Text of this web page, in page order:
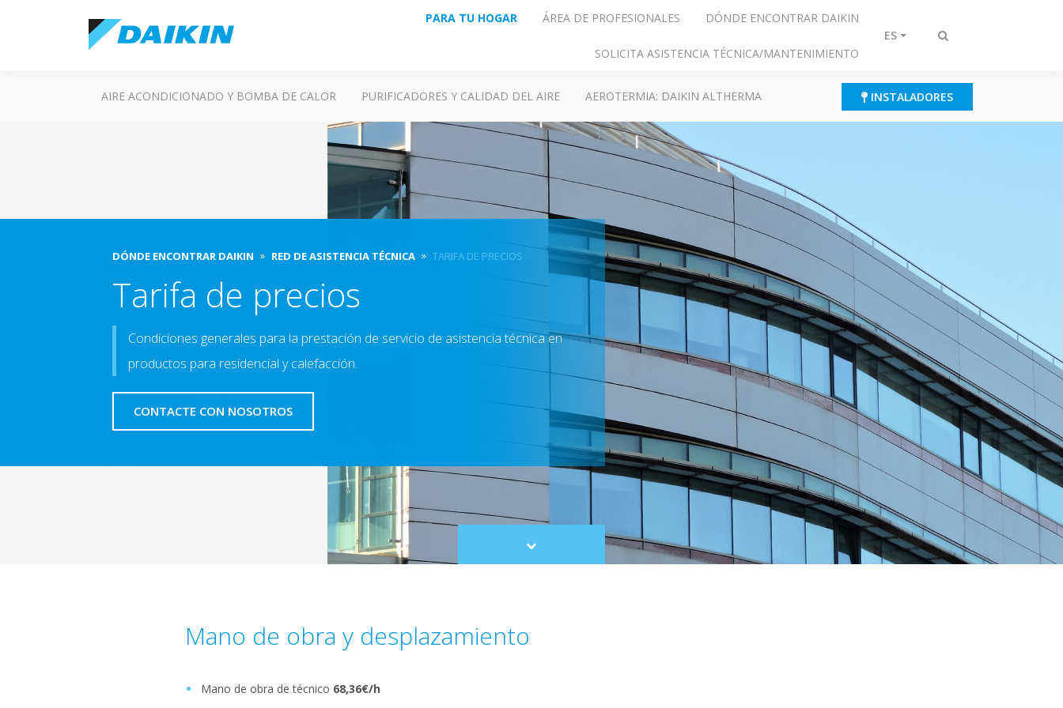
Alternar
PARA TU HOGAR ÁREA DE PROFESIONALES DÓNDE ENCONTRAR DAIKIN
SOLICITA ASISTENCIA TÉCNICA/MANTENIMIENTO
ES
AIRE ACONDICIONADO Y BOMBA DE CALOR PURIFICADORES Y CALIDAD DEL AIRE AEROTERMIA: DAIKIN ALTHERMA INSTALADORES
DÓNDE ENCONTRAR DAIKIN RED DE ASISTENCIA TÉCNICA TARIFA DE PRECIOS
Tarifa de precios
Condiciones generales para la prestación de servicio de asistencia técnica en
productos para residencial y calefacción.
CONTACTE CON NOSOTROS
Scroll
to
Mano de obra y desplazamiento
Mano de obra de técnico 68,36€/h